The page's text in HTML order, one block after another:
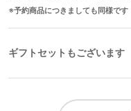
予約商品につきましても同様です
ギフトセットもございます